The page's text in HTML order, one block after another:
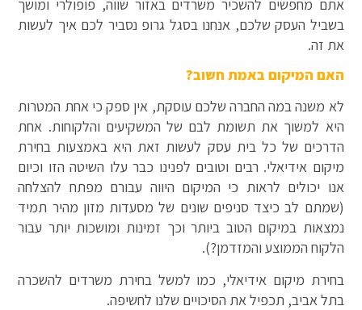
אתם מחפשים להשכיר משרדים באזור שווה, פופולרי ומושך
בשביל העסק שלכם, אנחנו בסגל גרופ נסביר לכם איך לעשות
את זה.
האם המיקום באמת חשוב?
לא משנה במה החברה שלכם עוסקת, אין ספק כי אחת המטרות
היא למשוך את תשומת לבם של המשקיעים והלקוחות. אחת
הדרכים של כל בית עסק לעשות זאת היא באמצעות בחירת
מיקום אידיאלי. רבים וטובים לפנינו כבר עלו השיטה הזו וכיום
אנו יכולים לראות כי המיקום היווה עבורם מפתח להצלחה
(שמתם לב כיצד סניפים שונים של מסעדות מזון מהיר תמיד
נמצאות במיקום הטוב ביותר וכך זמינות ומושכות יותר עבור
הלקוח הממוצע והמזדמן?).
בחירת מיקום אידיאלי, כמו למשל בחירת משרדים להשכרה
בתל אביב, תכפיל את הסיכויים שלנו לחשיפה.